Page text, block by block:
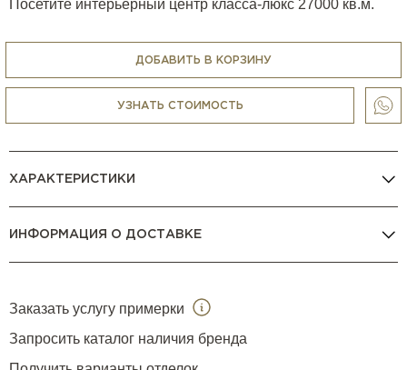
Посетите интерьерный центр класса-люкс 27000 кв.м.
ДОБАВИТЬ В КОРЗИНУ
УЗНАТЬ СТОИМОСТЬ
ХАРАКТЕРИСТИКИ
ИНФОРМАЦИЯ О ДОСТАВКЕ
Заказать услугу примерки
Запросить каталог наличия бренда